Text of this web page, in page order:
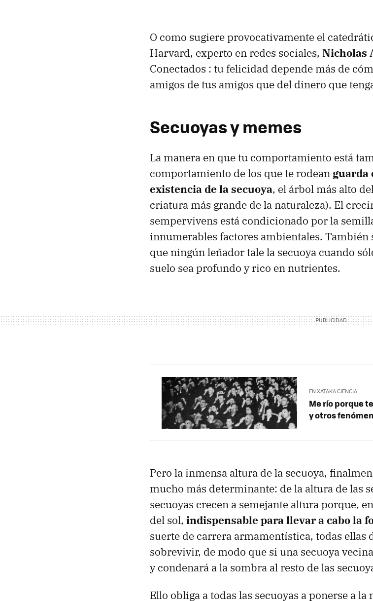
O como sugiere provocativamente el
Harvard, experto en redes sociales, Nicholas
Conectados : tu felicidad depende más de
amigos de tus amigos que del dinero que
Secuoyas y memes
La manera en que tu comportamiento está
comportamiento de los que te rodean guarda
existencia de la secuoya, el árbol más alto
criatura más grande de la naturaleza). El
sempervivens está condicionado por la
innumerables factores ambientales.
que ningún leñador tale la secuoya cuando
suelo sea profundo y rico en nutrientes.
EN XATAKA CIENCIA
Me río porque
y otros
Pero la inmensa altura de la secuoya,
mucho más determinante: de la altura de las
secuoyas crecen a semejante altura porque,
del sol, indispensable para llevar a cabo la
suerte de carrera armamentística, todas ellas
sobrevivir, de modo que si una secuoya
y condenará a la sombra al resto de las
Ello obliga a todas las secuoyas a ponerse a